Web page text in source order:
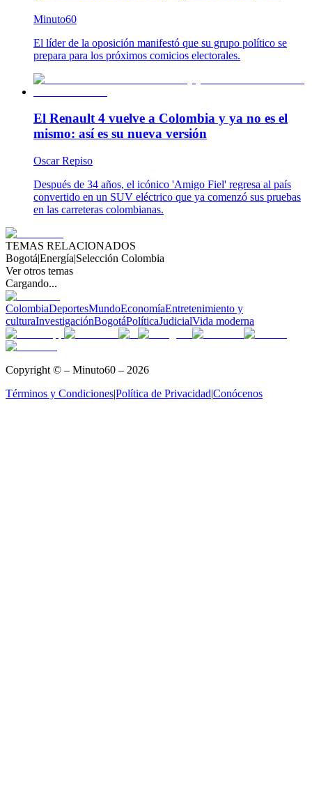
Minuto60
El líder de la oposición manifestó que su grupo político se
prepara para los próximos comicios electorales.
El Renault 4 vuelve a Colombia y ya no es el
mismo: así es su nueva versión
Oscar Repiso
Después de 34 años, el icónico 'Amigo Fiel' regresa al país
convertido en un SUV eléctrico que ya comenzó sus pruebas
en las carreteras colombianas.
TEMAS RELACIONADOS
Bogotá|Energía|Selección Colombia
Ver otros temas
Cargando...
ColombiaDeportesMundoEconomíaEntretenimiento y
culturaInvestigaciónBogotáPolíticaJudicialVida moderna
Copyright © – Minuto60 – 2026
Términos y Condiciones|Política de Privacidad|Conócenos